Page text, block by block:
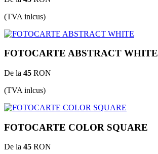
(TVA inlcus)
FOTOCARTE ABSTRACT WHITE
De la 45 RON
(TVA inlcus)
FOTOCARTE COLOR SQUARE
De la 45 RON